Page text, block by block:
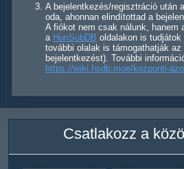
A bejelentkezés/regisztráció után
oda, ahonnan elindítottad a
A fiókot nem csak nálunk, hanem
a HunSubDB oldalakon is
további olalak is támogathatják az
bejelentkezést). További
https://wiki.hsdb.moe/kozponti-
Csatlakozz a